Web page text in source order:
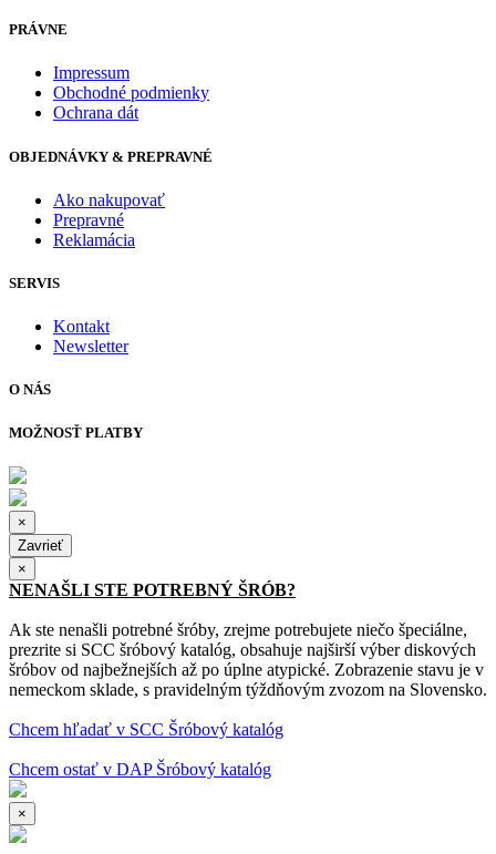
PRÁVNE
Impressum
Obchodné podmienky
Ochrana dát
OBJEDNÁVKY & PREPRAVNÉ
Ako nakupovať
Prepravné
Reklamácia
SERVIS
Kontakt
Newsletter
O NÁS
MOŽNOSŤ PLATBY
×
Zavrieť
×
NENAŠLI STE POTREBNÝ ŠRÓB?
Ak ste nenašli potrebné šróby, zrejme potrebujete niečo špeciálne,
prezrite si SCC šróbový katalóg, obsahuje najširší výber diskových
šróbov od najbežnejších až po úplne atypické. Zobrazenie stavu je v
nemeckom sklade, s pravidelným týždňovým zvozom na Slovensko.
Chcem hľadať v SCC Šróbový katalóg
Chcem ostať v DAP Šróbový katalóg
×